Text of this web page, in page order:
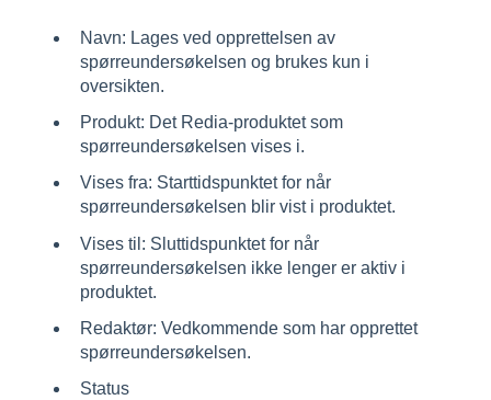
Navn: Lages ved opprettelsen av
spørreundersøkelsen og brukes kun i
oversikten.
Produkt: Det Redia-produktet som
spørreundersøkelsen vises i.
Vises fra: Starttidspunktet for når
spørreundersøkelsen blir vist i produktet.
Vises til: Sluttidspunktet for når
spørreundersøkelsen ikke lenger er aktiv i
produktet.
Redaktør: Vedkommende som har opprettet
spørreundersøkelsen.
Status